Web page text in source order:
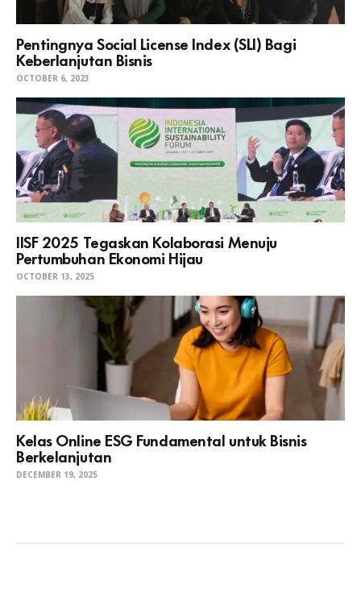
Pentingnya Social License Index (SLI) Bagi
Keberlanjutan Bisnis
OCTOBER 6, 2023
IISF 2025 Tegaskan Kolaborasi Menuju
Pertumbuhan Ekonomi Hijau
OCTOBER 13, 2025
Kelas Online ESG Fundamental untuk Bisnis
Berkelanjutan
DECEMBER 19, 2025